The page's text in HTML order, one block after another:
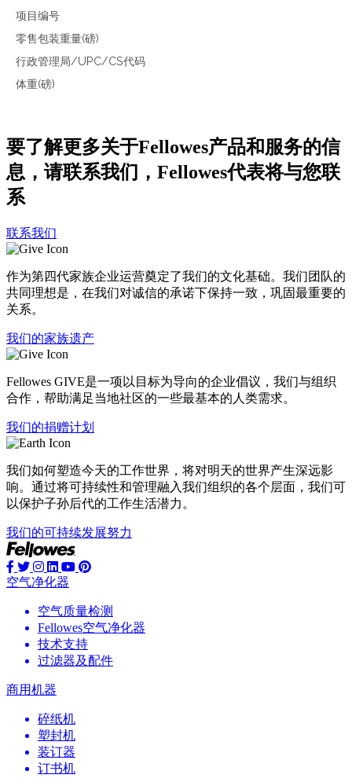
项目编号
零售包装重量(磅)
行政管理局/UPC/CS代码
体重(磅)
要了解更多关于Fellowes产品和服务的信
息，请联系我们，Fellowes代表将与您联
系
联系我们
作为第四代家族企业运营奠定了我们的文化基础。我们团队的
共同理想是，在我们对诚信的承诺下保持一致，巩固最重要的
关系。
我们的家族遗产
Fellowes GIVE是一项以目标为导向的企业倡议，我们与组织
合作，帮助满足当地社区的一些最基本的人类需求。
我们的捐赠计划
我们如何塑造今天的工作世界，将对明天的世界产生深远影
响。通过将可持续性和管理融入我们组织的各个层面，我们可
以保护子孙后代的工作生活潜力。
我们的可持续发展努力
空气净化器
空气质量检测
Fellowes空气净化器
技术支持
过滤器及配件
商用机器
碎纸机
塑封机
装订器
订书机